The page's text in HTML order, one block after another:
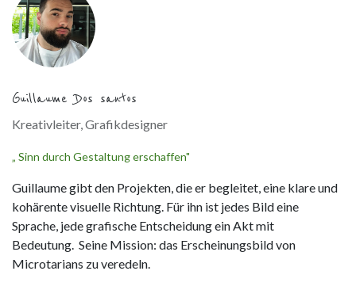
Guillaume Dos santos
Kreativleiter, Grafikdesigner
„ Sinn durch Gestaltung erschaffen"
Guillaume gibt den Projekten, die er begleitet, eine klare und
kohärente visuelle Richtung. Für ihn ist jedes Bild eine
Sprache, jede grafische Entscheidung ein Akt mit
Bedeutung. Seine Mission: das Erscheinungsbild von
Microtarians zu veredeln.